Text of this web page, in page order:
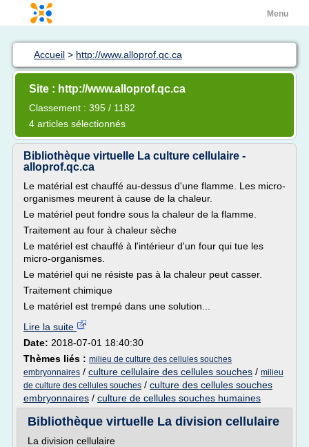
Menu
Accueil > http://www.alloprof.qc.ca
Site : http://www.alloprof.qc.ca
Classement : 395 / 1182
4 articles sélectionnés
Bibliothèque virtuelle La culture cellulaire -
alloprof.qc.ca
Le matérial est chauffé au-dessus d'une flamme. Les micro-
organismes meurent à cause de la chaleur.
Le matériel peut fondre sous la chaleur de la flamme.
Traitement au four à chaleur sèche
Le matériel est chauffé à l'intérieur d'un four qui tue les
micro-organismes.
Le matériel qui ne résiste pas à la chaleur peut casser.
Traitement chimique
Le matériel est trempé dans une solution...
Lire la suite
Date: 2018-07-01 18:40:30
Thèmes liés : milieu de culture des cellules souches
embryonnaires / culture cellulaire des cellules souches / milieu
de culture des cellules souches / culture des cellules souches
embryonnaires / culture de cellules souches humaines
Bibliothèque virtuelle La division cellulaire
La division cellulaire